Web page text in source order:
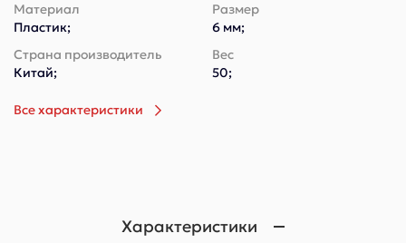
Материал
Пластик;
Размер
6 мм;
Страна производитель
Китай;
Вес
50;
Все характеристики
Характеристики